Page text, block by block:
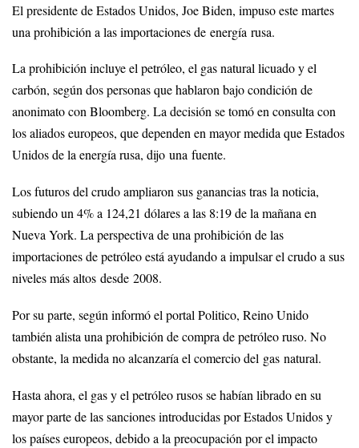
El presidente de Estados Unidos, Joe Biden, impuso este martes
una prohibición a las importaciones de energía rusa.
La prohibición incluye el petróleo, el gas natural licuado y el
carbón, según dos personas que hablaron bajo condición de
anonimato con Bloomberg. La decisión se tomó en consulta con
los aliados europeos, que dependen en mayor medida que Estados
Unidos de la energía rusa, dijo una fuente.
Los futuros del crudo ampliaron sus ganancias tras la noticia,
subiendo un 4% a 124,21 dólares a las 8:19 de la mañana en
Nueva York. La perspectiva de una prohibición de las
importaciones de petróleo está ayudando a impulsar el crudo a sus
niveles más altos desde 2008.
Por su parte, según informó el portal Politico, Reino Unido
también alista una prohibición de compra de petróleo ruso. No
obstante, la medida no alcanzaría el comercio del gas natural.
Hasta ahora, el gas y el petróleo rusos se habían librado en su
mayor parte de las sanciones introducidas por Estados Unidos y
los países europeos, debido a la preocupación por el impacto